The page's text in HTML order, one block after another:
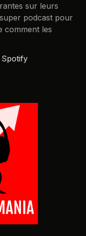
sur leurs
podcast pour
comment les
Spotify